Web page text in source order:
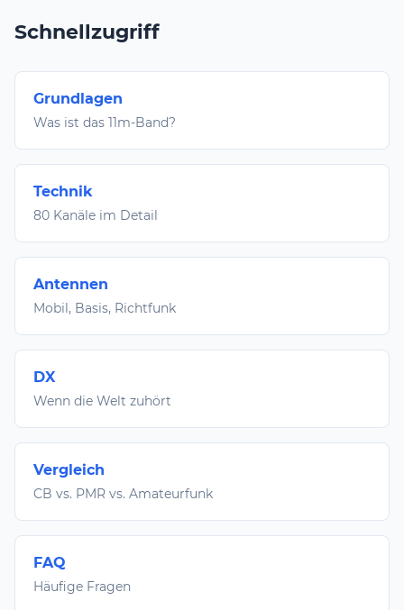
Schnellzugriff
Grundlagen
Was ist das 11m-Band?
Technik
80 Kanäle im Detail
Antennen
Mobil, Basis, Richtfunk
DX
Wenn die Welt zuhört
Vergleich
CB vs. PMR vs. Amateurfunk
FAQ
Häufige Fragen